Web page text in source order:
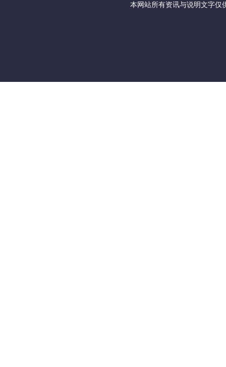
本网站所有资讯与说明文字仅